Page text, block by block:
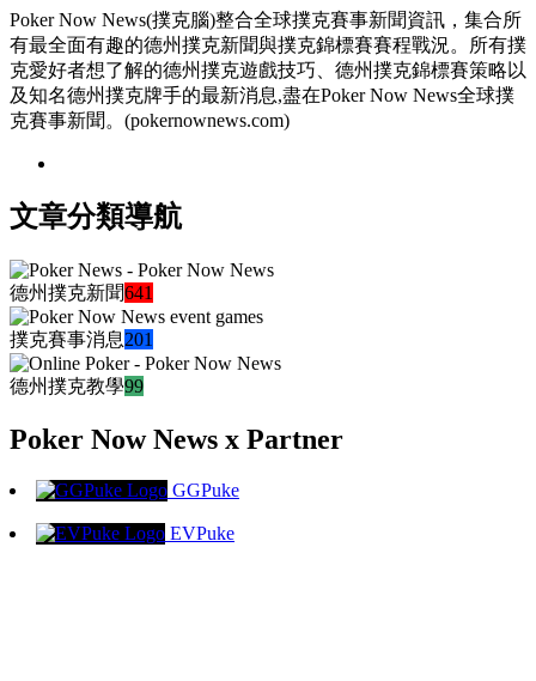
Poker Now News(撲克腦)整合全球撲克賽事新聞資訊，集合所
有最全面有趣的德州撲克新聞與撲克錦標賽賽程戰況。所有撲
克愛好者想了解的德州撲克遊戲技巧、德州撲克錦標賽策略以
及知名德州撲克牌手的最新消息,盡在Poker Now News全球撲
克賽事新聞。(pokernownews.com)
文章分類導航
德州撲克新聞641
撲克賽事消息201
德州撲克教學99
Poker Now News x Partner
GGPuke
EVPuke